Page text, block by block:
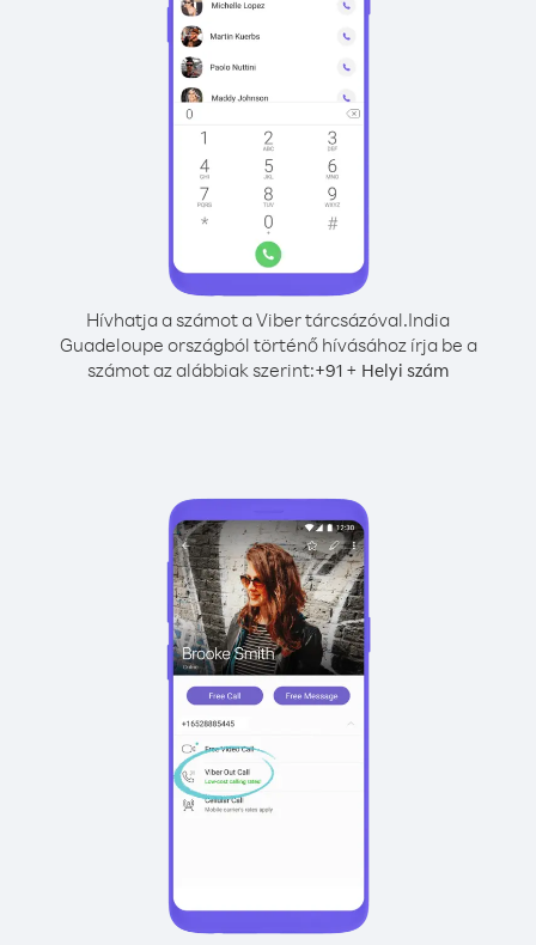
Hívhatja a számot a Viber tárcsázóval.India
Guadeloupe országból történő hívásához írja be a
számot az alábbiak szerint:+91 + Helyi szám